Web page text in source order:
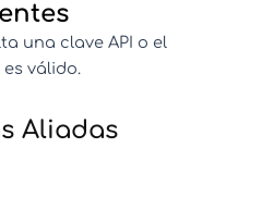
una clave API o el
válido.
Aliadas